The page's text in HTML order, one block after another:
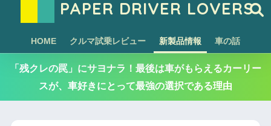
PAPER DRIVER LOVERS
HOME クルマ試乗レビュー 新製品情報 車の話
「残クレの罠」にサヨナラ！最後は車がもらえるカーリー
スが、車好きにとって最強の選択である理由